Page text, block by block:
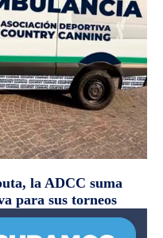
la ADCC suma
para sus torneos